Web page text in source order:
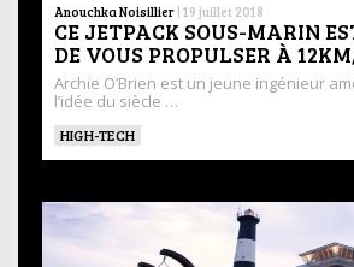
Anouchka Noisillier | 19 juillet 2018
CE JETPACK SOUS-MARIN
DE VOUS PROPULSER À
Archie O’Brien est un jeune ingénieur
l’idée du siècle …
HIGH-TECH